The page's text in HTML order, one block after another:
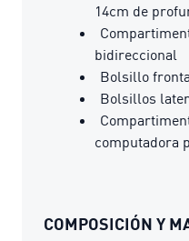
14cm de
bidireccional
Bolsillo
Bolsillos
computadora
COMPOSICIÓN Y